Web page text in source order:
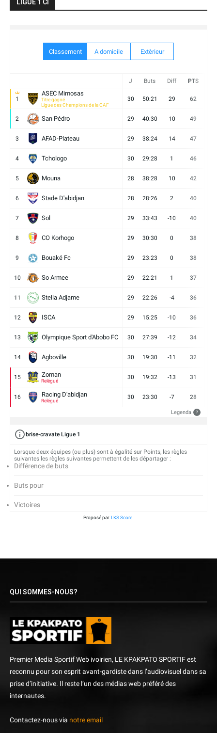
LIGUE 1 CI
Classement A domicile Extèrieur
J Buts Diff PTS
1
ASEC Mimosas
Titre gagné
Ligue des Champions de la CAF
30 50:21 29 62
2 San Pédro 29 40:30 10 49
3 AFAD-Plateau 29 38:24 14 47
4 Tchologo 30 29:28 1 46
5 Mouna 28 38:28 10 42
6 Stade D'abidjan 28 28:26 2 40
7 Sol 29 33:43 -10 40
8 CO Korhogo 29 30:30 0 38
9 Bouaké Fc 29 23:23 0 38
10 So Armee 29 22:21 1 37
11 Stella Adjame 29 22:26 -4 36
12 ISCA 29 15:25 -10 36
13 Olympique Sport d'Abobo FC 30 27:39 -12 34
14 Agboville 30 19:30 -11 32
15 Zoman
Relégué
30 19:32 -13 31
16 Racing D'abidjan
Relégué
30 23:30 -7 28
Legenda ?
brise-cravate Ligue 1
Lorsque deux équipes (ou plus) sont à égalité sur Points, les règles
suivantes les règles suivantes permettent de les départager :
Différence de buts
Buts pour
Victoires
Proposé par LKS Score
QUI SOMMES-NOUS?
Premier Media Sportif Web ivoirien, LE KPAKPATO SPORTIF est
reconnu pour son esprit avant-gardiste dans l’audiovisuel dans sa
prise d’initiative. Il reste l’un des médias web préféré des
internautes.
Contactez-nous via notre email